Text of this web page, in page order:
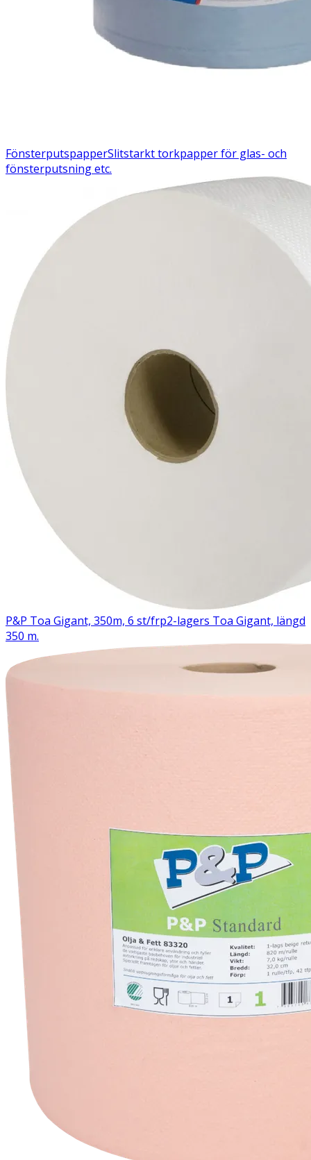
FönsterputspapperSlitstarkt torkpapper för glas- och
fönsterputsning etc.
P&P Toa Gigant, 350m, 6 st/frp2-lagers Toa Gigant, längd
350 m.